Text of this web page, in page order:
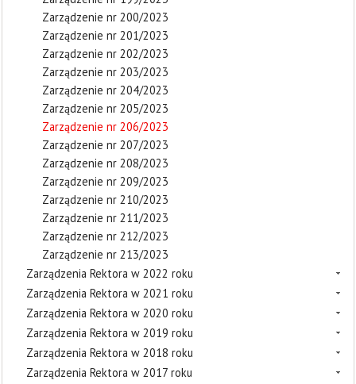
Zarządzenie nr 200/2023
Zarządzenie nr 201/2023
Zarządzenie nr 202/2023
Zarządzenie nr 203/2023
Zarządzenie nr 204/2023
Zarządzenie nr 205/2023
Zarządzenie nr 206/2023
Zarządzenie nr 207/2023
Zarządzenie nr 208/2023
Zarządzenie nr 209/2023
Zarządzenie nr 210/2023
Zarządzenie nr 211/2023
Zarządzenie nr 212/2023
Zarządzenie nr 213/2023
Zarządzenia Rektora w 2022 roku
Zarządzenia Rektora w 2021 roku
Zarządzenia Rektora w 2020 roku
Zarządzenia Rektora w 2019 roku
Zarządzenia Rektora w 2018 roku
Zarządzenia Rektora w 2017 roku